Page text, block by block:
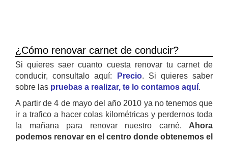
¿Cómo renovar carnet de conducir?
Si quieres saer cuanto cuesta renovar tu carnet de
conducir, consultalo aquí:
Precio. Si quieres saber
sobre las pruebas a realizar, te lo contamos aquí.
A partir de 4 de mayo del año 2010 ya no tenemos que
ir a trafico a hacer colas kilométricas y perdernos toda
la mañana para renovar nuestro carné. Ahora
podemos renovar en el centro donde obtenemos el